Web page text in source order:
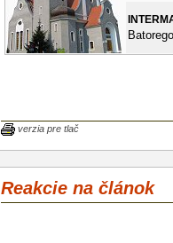
verzia pre tlač
Reakcie na článok